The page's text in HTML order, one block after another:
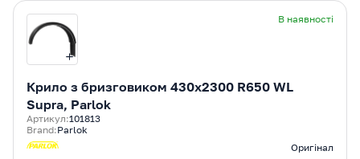
В наявності
Крилo з бризговиком 430x2300 R650 WL
Supra, Parlok
Артикул:101813
Brand:Parlok
Оригінал